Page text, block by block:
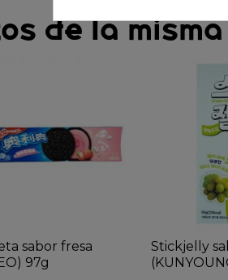
de la
sabor fresa
97g
Stickjelly